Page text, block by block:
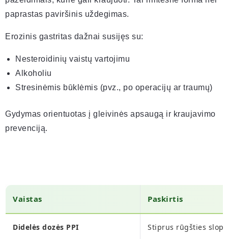
paprastas paviršinis uždegimas.
Erozinis gastritas dažnai susijęs su:
Nesteroidinių vaistų vartojimu
Alkoholiu
Stresinėmis būklėmis (pvz., po operacijų ar traumų)
Gydymas orientuotas į gleivinės apsaugą ir kraujavimo
prevenciją.
Vaistas Paskirtis
Didelės dozės PPI Stiprus rūgšties